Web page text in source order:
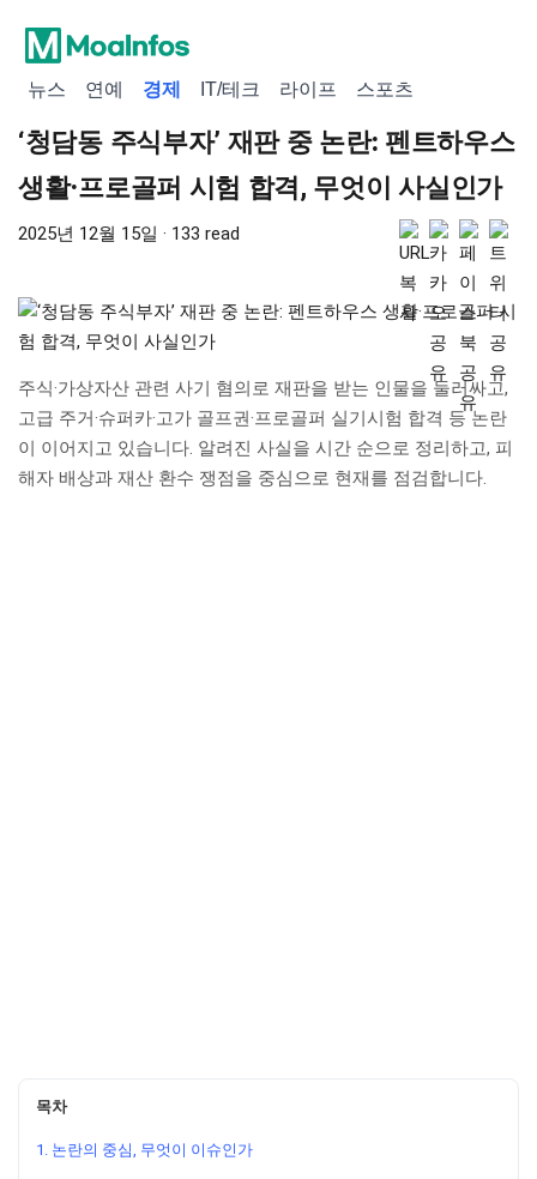
뉴스 연예 경제 IT/테크 라이프 스포츠
‘청담동 주식부자’ 재판 중 논란: 펜트하우스
생활·프로골퍼 시험 합격, 무엇이 사실인가
2025년 12월 15일 · 133 read
주식·가상자산 관련 사기 혐의로 재판을 받는 인물을 둘러싸고,
고급 주거·슈퍼카·고가 골프권·프로골퍼 실기시험 합격 등 논란
이 이어지고 있습니다. 알려진 사실을 시간 순으로 정리하고, 피
해자 배상과 재산 환수 쟁점을 중심으로 현재를 점검합니다.
목차
1. 논란의 중심, 무엇이 이슈인가